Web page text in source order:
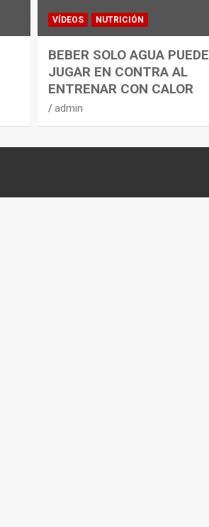
VÍDEOS NUTRICIÓN
BEBER SOLO AGUA PUEDE
JUGAR EN CONTRA AL
ENTRENAR CON CALOR
admin